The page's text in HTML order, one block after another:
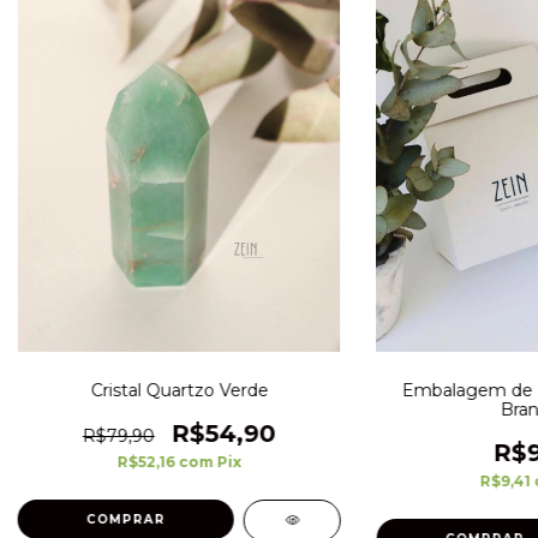
Cristal Quartzo Verde
R$79,90 R$54,90
R$52,16 com Pix
Embalagem de
R$9,41